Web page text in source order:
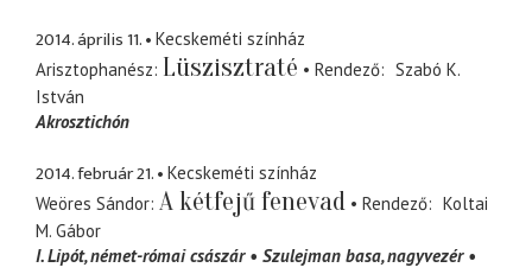
2014. április 11.
Kecskeméti színház
Arisztophanész Lüszisztraté Rendező
Szabó K.
István
Akrosztichón
2014. február 21.
Kecskeméti színház
Weöres Sándor A kétfejű fenevad Rendező
Koltai
M. Gábor
I. Lipót német-római császár Szulejman basa nagyvezér